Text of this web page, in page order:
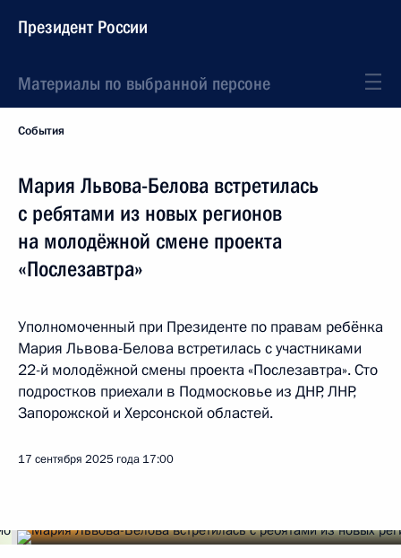
Президент России
Материалы по выбранной персоне
События
Мария Львова-Белова встретилась
с ребятами из новых регионов
на молодёжной смене проекта
«Послезавтра»
Уполномоченный при Президенте по правам ребёнка
Мария Львова-Белова встретилась с участниками
22-й молодёжной смены проекта «Послезавтра». Сто
подростков приехали в Подмосковье из ДНР, ЛНР,
Запорожской и Херсонской областей.
17 сентября 2025 года 17:00